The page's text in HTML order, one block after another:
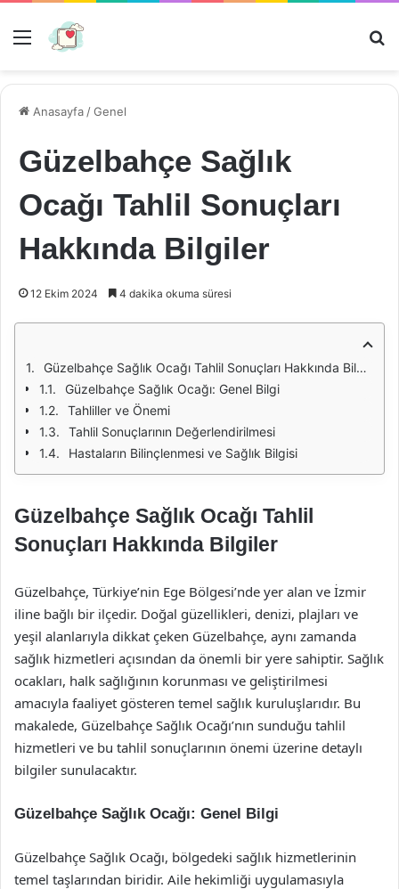
Menü
Anasayfa /Genel
Güzelbahçe Sağlık
Ocağı Tahlil Sonuçları
Hakkında Bilgiler
12 Ekim 2024 4 dakika okuma süresi
Güzelbahçe Sağlık Ocağı Tahlil Sonuçları Hakkında Bilgiler
Güzelbahçe Sağlık Ocağı: Genel Bilgi
Tahliller ve Önemi
Tahlil Sonuçlarının Değerlendirilmesi
Hastaların Bilinçlenmesi ve Sağlık Bilgisi
Güzelbahçe Sağlık Ocağı Tahlil
Sonuçları Hakkında Bilgiler
Güzelbahçe, Türkiye’nin Ege Bölgesi’nde yer alan ve İzmir
iline bağlı bir ilçedir. Doğal güzellikleri, denizi, plajları ve
yeşil alanlarıyla dikkat çeken Güzelbahçe, aynı zamanda
sağlık hizmetleri açısından da önemli bir yere sahiptir. Sağlık
ocakları, halk sağlığının korunması ve geliştirilmesi
amacıyla faaliyet gösteren temel sağlık kuruluşlarıdır. Bu
makalede, Güzelbahçe Sağlık Ocağı’nın sunduğu tahlil
hizmetleri ve bu tahlil sonuçlarının önemi üzerine detaylı
bilgiler sunulacaktır.
Güzelbahçe Sağlık Ocağı: Genel Bilgi
Güzelbahçe Sağlık Ocağı, bölgedeki sağlık hizmetlerinin
temel taşlarından biridir. Aile hekimliği uygulamasıyla